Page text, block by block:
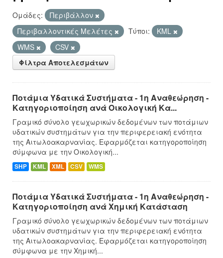
Ομάδες:
Περιβάλλον
Περιβαλλοντικές Μελέτες
Τύποι:
KML
WMS
CSV
Φίλτρα Αποτελεσμάτων
Ποτάμια Υδατικά Συστήματα - 1η Αναθεώρηση -
Κατηγοριοποίηση ανά Οικολογική Κα...
Γραμικό σύνολο γεωχωρικών δεδομένων των ποτάμιων
υδατικών συστημάτων για την περιφερειακή ενότητα
της Αιτωλοακαρνανίας. Εφαρμόζεται κατηγοροποίηση
σύμφωνα με την Οικολογική...
SHP KML XML CSV WMS
Ποτάμια Υδατικά Συστήματα - 1η Αναθεώρηση -
Κατηγοριοποίηση ανά Χημική Κατάσταση
Γραμικό σύνολο γεωχωρικών δεδομένων των ποτάμιων
υδατικών συστημάτων για την περιφερειακή ενότητα
της Αιτωλοακαρνανίας. Εφαρμόζεται κατηγοροποίηση
σύμφωνα με την Χημική...